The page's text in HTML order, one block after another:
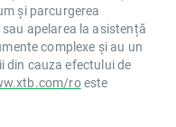
și parcurgerea
apelarea la asistență
complexe și au un
din cauza efectului de
roeste